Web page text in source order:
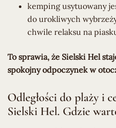
kemping usytuowany
do urokliwych
chwile relaksu na
To sprawia, że Sielski Hel
spokojny odpoczynek w
Odległości do plaży i
Sielski Hel. Gdzie